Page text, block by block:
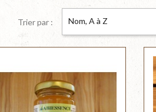
Trier par : Nom, A à Z